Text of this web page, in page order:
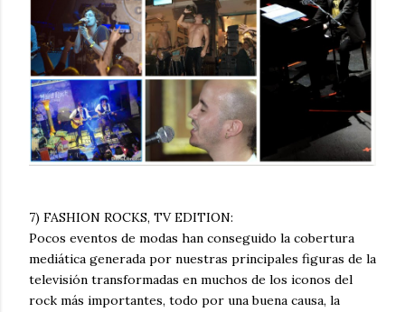
7) FASHION ROCKS, TV EDITION:
Pocos eventos de modas han conseguido la cobertura
mediática generada por nuestras principales figuras de la
televisión transformadas en muchos de los iconos del
rock más importantes, todo por una buena causa, la